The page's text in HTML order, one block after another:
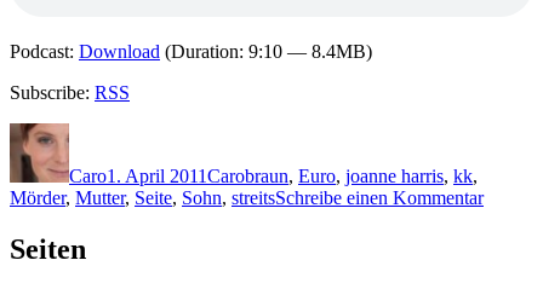
Podcast: Download (Duration: 9:10 — 8.4MB)
Subscribe: RSS
Autor
Caro1. April 2011Carobraun, Euro, joanne harris, kk,
Mörder, Mutter, Seite, Sohn, streitsSchreibe einen Kommentarzu
Seiten